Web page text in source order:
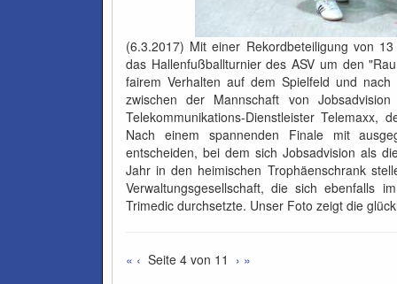
(6.3.2017) Mit einer Rekordbeteiligung von
das Hallenfußballturnier des ASV um den
fairem Verhalten auf dem Spielfeld und
zwischen der Mannschaft von
Telekommunikations-Dienstleister
Nach einem spannenden Finale mit
entscheiden, bei dem sich Jobsadvision als
Jahr in den heimischen Trophäenschrank
Verwaltungsgesellschaft, die sich ebenfalls
Trimedic durchsetzte. Unser Foto zeigt die
« ‹ Seite 4 von 11 › »